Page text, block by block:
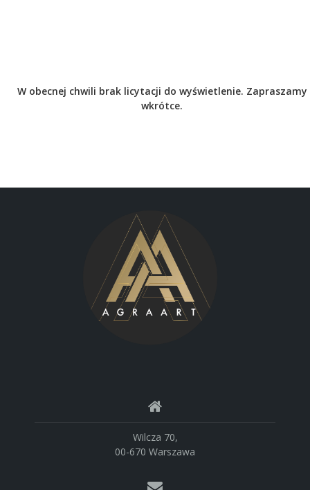
W obecnej chwili brak licytacji do wyświetlenie. Zapraszamy
wkrótce.
Wilcza 70,
00-670 Warszawa